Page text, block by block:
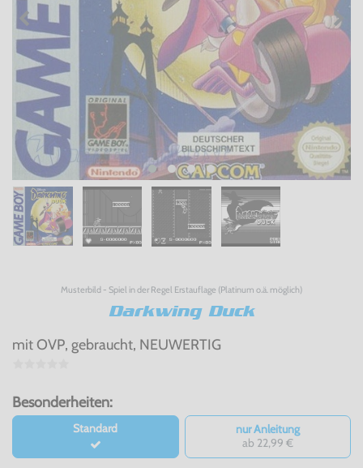
Musterbild - Spiel in der Regel Erstauflage (Platinum o.ä. möglich)
Darkwing Duck
mit OVP, gebraucht, NEUWERTIG
Besonderheiten:
Standard
nur Anleitung
ab 22,99 €